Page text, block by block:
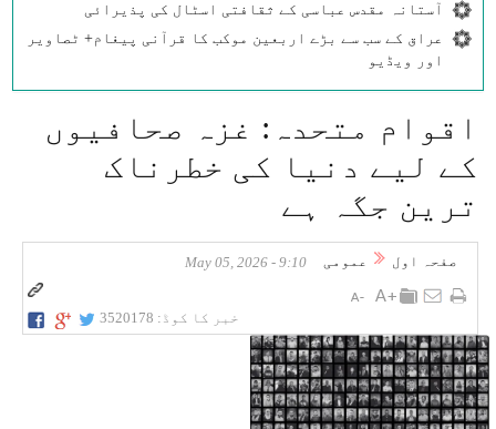
آستانہ مقدس عباسی کے ثقافتی اسٹال کی پذیرائی
عراق کے سب سے بڑے اربعین موکب کا قرآنی پیغام+ ٹصاویر
اور ویڈیو
اقوام متحدہ: غزہ صحافیوں
کے لیے دنیا کی خطرناک
ترین جگہ ہے
صفحہ اول عمومی 9:10 - May 05, 2026
خبر کا کوڈ: 3520178